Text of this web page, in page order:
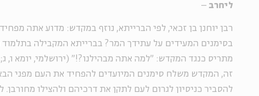
ליחרב –
רבן יוחנן בן זכאי, לפי הברייתא, נוזף במקדש: מדוע אתה
בסימנים המעידים על עתידך המר? בברייתא המקבילה בתלמוד
מתריס כנגד המקדש: "למה אתה מבהילנו?!" (ירושלמי, יומא ו, ג;
זה, המקדש משלח סימנים המיועדים להפחיד את העם מפני
להסביר כניסיון לגרום לעם לתקן את דרכיהם ולהצילו מחורבן.